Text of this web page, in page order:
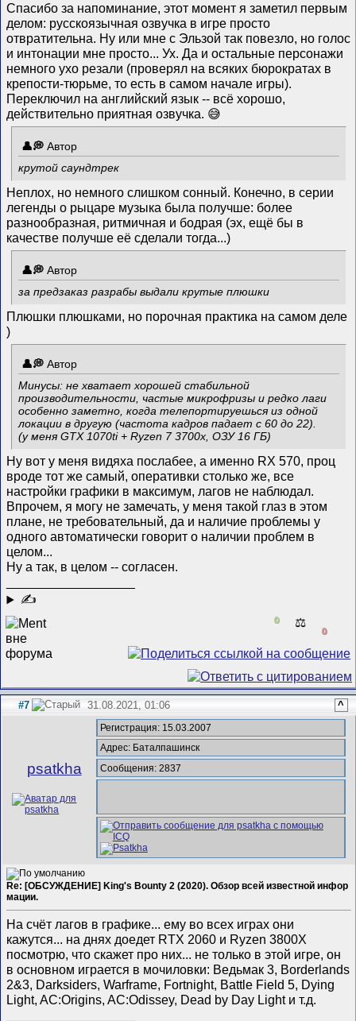
Спасибо за напоминание, этот момент я заметил первым
делом: русскоязычная озвучка в игре просто
отвратительна. Ну или мне с Эльзой так повезло, но голос
и интонации мне просто... Ух. Да и остальные персонажи
немного ухо резали (проверял на всяких бюрократах в
крепости-тюрьме, то есть в самом начале игры).
Переключил на английский язык -- всё хорошо,
действительно приятная озвучка. 😅
Автор
крутой саундтрек
Неплох, но немного слишком сонный. Конечно, в серии
легенды о рыцаре музыка была получше: более
разнообразная, ритмичная и бодрая (эх, ещё бы в
качестве получше её сделали тогда...)
Автор
за предзаказ разрабы выдали крутые плюшки
Плюшки плюшками, но порочная практика на самом деле
)
Автор
Минусы: не хватает хорошей стабильной
производительности, частые микрофризы и редко лаги
особенно заметно, когда телепортируешься из одной
локации в другую (частота кадров падает с 60 до 22).
(у меня GTX 1070ti + Ryzen 7 3700x, ОЗУ 16 ГБ)
Ну вот у меня видяха послабее, а именно RX 570, проц
вроде тот же самый, оперативки столько же, все
настройки графики в максимум, лагов не наблюдал.
Впрочем, я могу не замечать, у меня такой глаз в этом
плане, не требовательный, да и наличие проблемы у
одного автоматически говорит о наличии проблем в
целом...
Ну а так, в целом -- согласен.
✍
0 ⚖️
0
#7 31.08.2021, 01:06 ^
psatkha
Регистрация: 15.03.2007
Адрес: Баталпашинск
Сообщения: 2837
Re: [ОБСУЖДЕНИЕ] King's Bounty 2 (2020). Обзор всей известной инфор
мации.
На счёт лагов в графике... ему во всех играх они
кажутся... на днях доедет RTX 2060 и Ryzen 3800X
посмотрю, что скажет про них... не только в этой игре, он
в основном играется в мочиловки: Ведьмак 3, Borderlands
2&3, Darksiders, Warframe, Fortnight, Battle Field 5, Dying
Light, AC:Origins, AC:Odissey, Dead by Day Light и т.д.